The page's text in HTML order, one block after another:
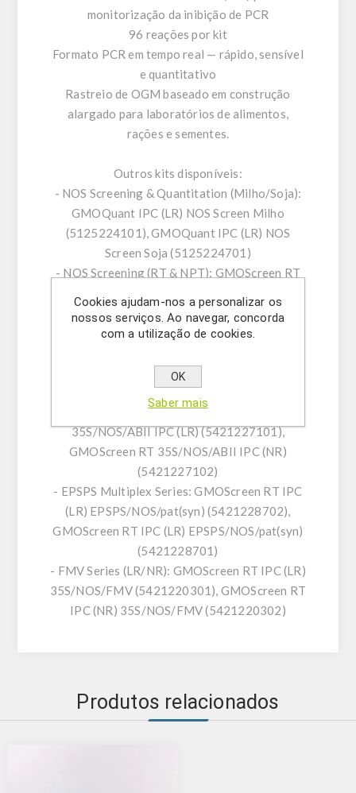
monitorização da inibição de PCR
96 reações por kit
Formato PCR em tempo real — rápido, sensível
e quantitativo
Rastreio de OGM baseado em construção
alargado para laboratórios de alimentos,
rações e sementes.
Outros kits disponíveis:
- NOS Screening & Quantitation (Milho/Soja):
GMOQuant IPC (LR) NOS Screen Milho
(5125224101), GMOQuant IPC (LR) NOS
Screen Soja (5125224701)
- NOS Screening (RT & NPT): GMOScreen RT
IPC (LR/HR+) NOS-NPT (5421226801)
- 35S/NOS Screening & Duplex: GMOScreen
GMOQuant Duplex IPC (LR) 35S/NOS Milho
(5125223801)
- ABII Series (LR/NR): GMOScreen RT
35S/NOS/ABII IPC (LR) (5421227101),
GMOScreen RT 35S/NOS/ABII IPC (NR)
(5421227102)
- EPSPS Multiplex Series: GMOScreen RT IPC
(LR) EPSPS/NOS/pat(syn) (5421228702),
GMOScreen RT IPC (LR) EPSPS/NOS/pat(syn)
(5421228701)
- FMV Series (LR/NR): GMOScreen RT IPC (LR)
35S/NOS/FMV (5421220301), GMOScreen RT
IPC (NR) 35S/NOS/FMV (5421220302)
Produtos relacionados
Cookies ajudam-nos a personalizar os
nossos serviços. Ao navegar, concorda
com a utilização de cookies.
OK
Saber mais